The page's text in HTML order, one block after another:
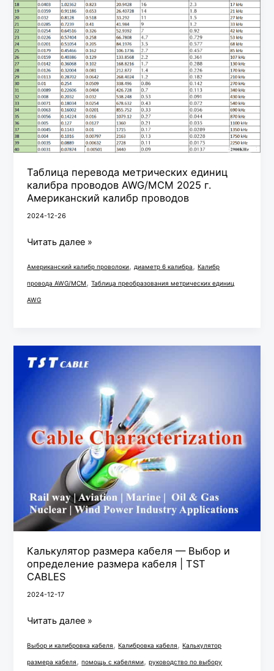
Таблица перевода метрических единиц
калибра проводов AWG/MCM 2025 г.
Американский калибр проводов
2024-12-26
проводов
Читать далее »
Американский калибр проволоки,диаметр 6 калибра,Калибр
провода AWG/MCM,Таблица преобразования метрических единиц
AWG
Калькулятор размера кабеля — Выбор и
определение размера кабеля | TST
CABLES
2024-12-17
Калькулятор
размера
и
определение
размера
кабеля
|
TST
Читать далее »
Выбор и калибровка кабеля,Калибровка кабеля,Калькулятор
размера кабеля,помощь с кабелями,руководство по выбору